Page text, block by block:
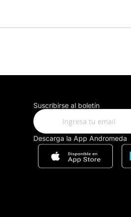
Suscribirse al boletín
Descarga la App Andromeda